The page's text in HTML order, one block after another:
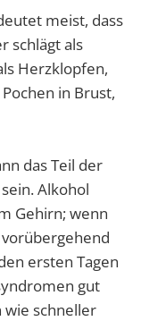
meist, dass
schlägt als
Herzklopfen,
in Brust,
das Teil der
Alkohol
Gehirn; wenn
ersten Tagen
gut
wie schneller